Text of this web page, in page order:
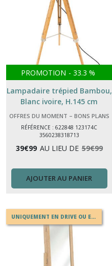
PROMOTION - 33.3 %
Lampadaire trépied Bambou,
Blanc ivoire, H.145 cm
OFFRES DU MOMENT – BONS PLANS
IRISIA MAISON
RÉFÉRENCE : 622848 123174C
3560238318713
39€99 AU LIEU DE 59€99
AJOUTER AU PANIER
UNIQUEMENT EN DRIVE OU EN MAGASIN